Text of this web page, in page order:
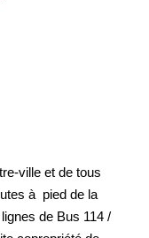
ville et de tous
à pied de la gare
114 / 127 / 116,